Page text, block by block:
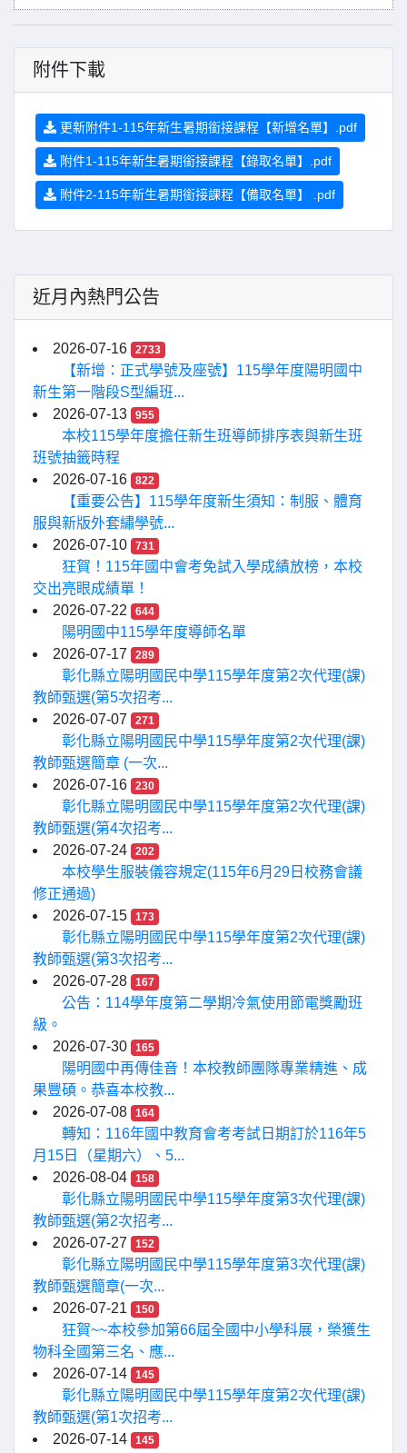
附件下載
更新附件1-115年新生暑期銜接課程【新增名單】.pdf
附件1-115年新生暑期銜接課程【錄取名單】.pdf
附件2-115年新生暑期銜接課程【備取名單】 .pdf
近月內熱門公告
2026-07-16 2733
【新增：正式學號及座號】115學年度陽明國中
新生第一階段S型編班...
2026-07-13
955
本校115學年度擔任新生班導師排序表與新生班
班號抽籤時程
2026-07-16
822
【重要公告】115學年度新生須知：制服、體育
服與新版外套繡學號...
2026-07-10
731
狂賀！115年國中會考免試入學成績放榜，本校
交出亮眼成績單！
2026-07-22
644
陽明國中115學年度導師名單
2026-07-17
289
彰化縣立陽明國民中學115學年度第2次代理(課)
教師甄選(第5次招考...
2026-07-07
271
彰化縣立陽明國民中學115學年度第2次代理(課)
教師甄選簡章 (一次...
2026-07-16
230
彰化縣立陽明國民中學115學年度第2次代理(課)
教師甄選(第4次招考...
2026-07-24
202
本校學生服裝儀容規定(115年6月29日校務會議
修正通過)
2026-07-15
173
彰化縣立陽明國民中學115學年度第2次代理(課)
教師甄選(第3次招考...
2026-07-28
167
公告：114學年度第二學期冷氣使用節電獎勵班
級。
2026-07-30
165
陽明國中再傳佳音！本校教師團隊專業精進、成
果豐碩。恭喜本校教...
2026-07-08
164
轉知：116年國中教育會考考試日期訂於116年5
月15日（星期六）、5...
2026-08-04
158
彰化縣立陽明國民中學115學年度第3次代理(課)
教師甄選(第2次招考...
2026-07-27
152
彰化縣立陽明國民中學115學年度第3次代理(課)
教師甄選簡章(一次...
2026-07-21
150
狂賀~~本校參加第66屆全國中小學科展，榮獲生
物科全國第三名、應...
2026-07-14
145
彰化縣立陽明國民中學115學年度第2次代理(課)
教師甄選(第1次招考...
2026-07-14
145